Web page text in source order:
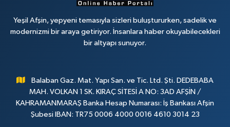
Yeşil Afşin, yepyeni temasıyla sizleri buluştururken, sadelik ve
modernizmi bir araya getiriyor. İnsanlara haber okuyabilecekleri
bir altyapı sunuyor.
Balaban Gaz. Mat. Yapı San. ve Tic. Ltd. Şti. DEDEBABA
MAH. VOLKAN 1 SK. KIRAÇ SİTESİ A NO: 3AD AFŞİN /
KAHRAMANMARAŞ Banka Hesap Numarası: İş Bankası Afşin
Şubesi IBAN: TR75 0006 4000 0016 4610 3014 23